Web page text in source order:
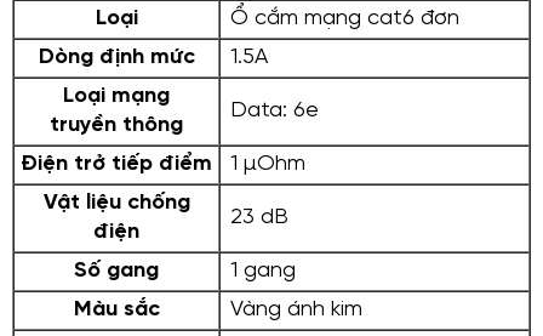
Loại
Ổ cắm mạng cat6 đơn
Dòng định mức
1.5A
Loại mạng
truyền thông
Data: 6e
Điện trở tiếp điểm
1 µOhm
Vật liệu chống
điện
23 dB
Số gang
1 gang
Màu sắc
Vàng ánh kim